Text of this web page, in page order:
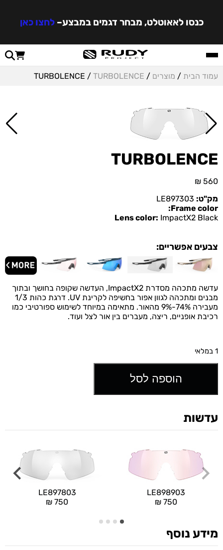
כנסו לאאוטלט, מבחר דגמים במבצע–לחצו כאן
עמוד הבית / מוצרים /
TURBOLENCE
/ TURBOLENCE
TURBOLENCE
₪ 560
מק"ט:
Frame color:
Lens color: ImpactX2 Black
צבעים אפשריים:
עדשה מתכהה מסדרת ImpactX2, העדשה שקופה בחושך ובתוך
מבנים ומתכהה לגוון אפור בחשיפה לקרינת UV. דרגת כהות 1/3
מעבירה 74%-9% מהאור. מתאימה במיוחד לשימוש ספורטיבי כמו
רכיבת אופניים, ריצה, מעברים בין אור לצל ועוד.
1 במלאי
הוספה לסל
עדשות
LE898903
₪ 750
LE897803
₪ 750
מידע נוסף